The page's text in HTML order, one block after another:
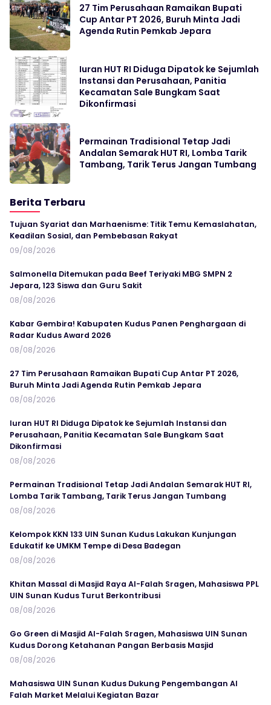
27 Tim Perusahaan Ramaikan Bupati
Cup Antar PT 2026, Buruh Minta Jadi
Agenda Rutin Pemkab Jepara
Iuran HUT RI Diduga Dipatok ke Sejumlah
Instansi dan Perusahaan, Panitia
Kecamatan Sale Bungkam Saat
Dikonfirmasi
Permainan Tradisional Tetap Jadi
Andalan Semarak HUT RI, Lomba Tarik
Tambang, Tarik Terus Jangan Tumbang
Berita Terbaru
Tujuan Syariat dan Marhaenisme: Titik Temu Kemaslahatan,
Keadilan Sosial, dan Pembebasan Rakyat
09/08/2026
Salmonella Ditemukan pada Beef Teriyaki MBG SMPN 2
Jepara, 123 Siswa dan Guru Sakit
08/08/2026
Kabar Gembira! Kabupaten Kudus Panen Penghargaan di
Radar Kudus Award 2026
08/08/2026
27 Tim Perusahaan Ramaikan Bupati Cup Antar PT 2026,
Buruh Minta Jadi Agenda Rutin Pemkab Jepara
08/08/2026
Iuran HUT RI Diduga Dipatok ke Sejumlah Instansi dan
Perusahaan, Panitia Kecamatan Sale Bungkam Saat
Dikonfirmasi
08/08/2026
Permainan Tradisional Tetap Jadi Andalan Semarak HUT RI,
Lomba Tarik Tambang, Tarik Terus Jangan Tumbang
08/08/2026
Kelompok KKN 133 UIN Sunan Kudus Lakukan Kunjungan
Edukatif ke UMKM Tempe di Desa Badegan
08/08/2026
Khitan Massal di Masjid Raya Al-Falah Sragen, Mahasiswa PPL
UIN Sunan Kudus Turut Berkontribusi
08/08/2026
Go Green di Masjid Al-Falah Sragen, Mahasiswa UIN Sunan
Kudus Dorong Ketahanan Pangan Berbasis Masjid
08/08/2026
Mahasiswa UIN Sunan Kudus Dukung Pengembangan Al
Falah Market Melalui Kegiatan Bazar